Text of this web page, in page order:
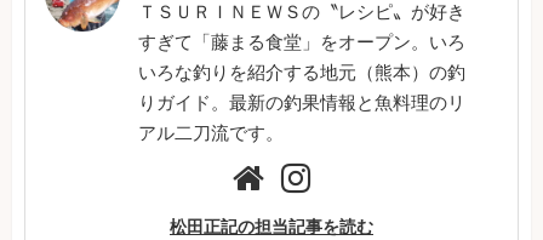
ＴＳＵＲＩＮＥＷＳの〝レシピ〟が好き
すぎて「藤まる食堂」をオープン。いろ
いろな釣りを紹介する地元（熊本）の釣
りガイド。最新の釣果情報と魚料理のリ
アル二刀流です。
松田正記の担当記事を読む